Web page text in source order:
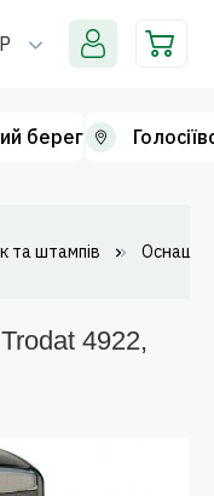
берег
та штампів
4922,